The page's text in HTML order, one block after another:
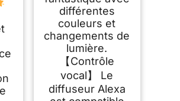
différentes
couleurs et
changements de
lumière.
【Contrôle
vocal】 Le
diffuseur Alexa